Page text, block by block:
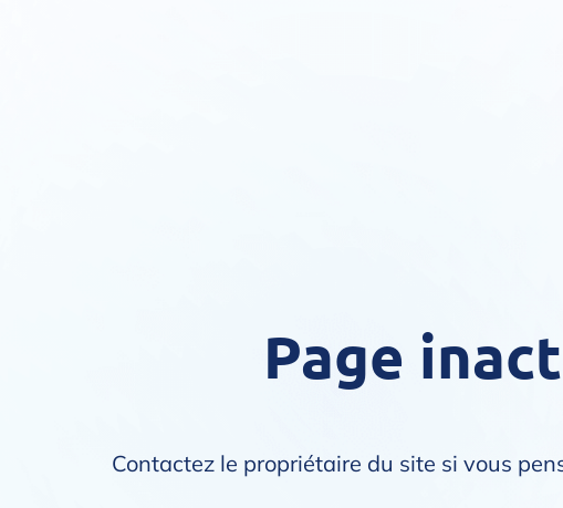
Page
Contactez le propriétaire du site si vous